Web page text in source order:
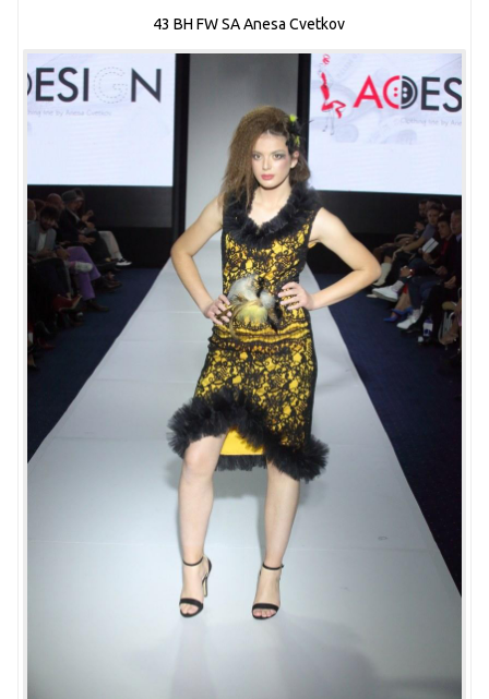
43 BH FW SA Anesa Cvetkov